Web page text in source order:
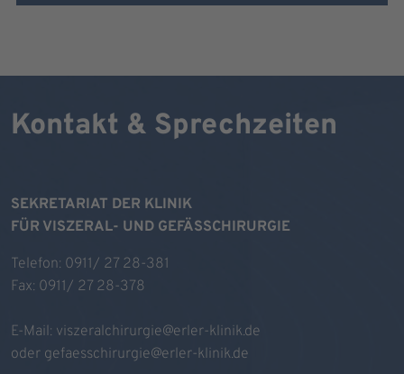
Kontakt & Sprechzeiten
SEKRETARIAT DER KLINIK
FÜR VISZERAL- UND GEFÄSSCHIRURGIE
Telefon: 0911/ 27 28-381
Fax: 0911/ 27 28-378
E-Mail: viszeralchirurgie@erler-klinik.de
oder gefaesschirurgie@erler-klinik.de